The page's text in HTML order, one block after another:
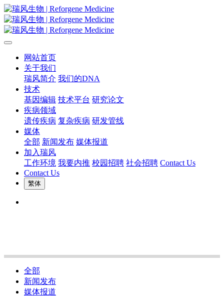
网站首页
关于我们
瑞风简介 我们的DNA
技术
基因编辑 技术平台 研究论文
疾病领域
遗传疾病 复杂疾病 研发管线
媒体
全部 新闻发布 媒体报道
加入瑞风
工作环境 我要内推 校园招聘 社会招聘 Contact Us
Contact Us
繁体
全部
新闻发布
媒体报道